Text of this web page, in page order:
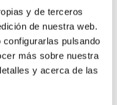
y de terceros
de nuestra web.
pulsando
más sobre nuestra
y acerca de las
personas como
de instalaciones.